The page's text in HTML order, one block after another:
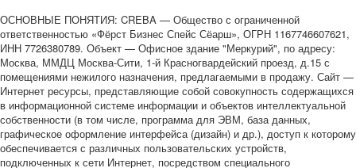
ОСНОВНЫЕ ПОНЯТИЯ: CREBA — Общество с ограниченной
ответственностью «Фёрст Бизнес Спейс Сёарш», ОГРН 1167746607621,
ИНН 7726380789. Объект — Офисное здание "Меркурий", по адресу:
Москва, ММДЦ Москва-Сити, 1-й Красногвардейский проезд, д.15 с
помещениями нежилого назначения, предлагаемыми в продажу. Сайт —
Интернет ресурсы, представляющие собой совокупность содержащихся
в информационной системе информации и объектов интеллектуальной
собственности (в том числе, программа для ЭВМ, база данных,
графическое оформление интерфейса (дизайн) и др.), доступ к которому
обеспечивается с различных пользовательских устройств,
подключенных к сети Интернет, посредством специального